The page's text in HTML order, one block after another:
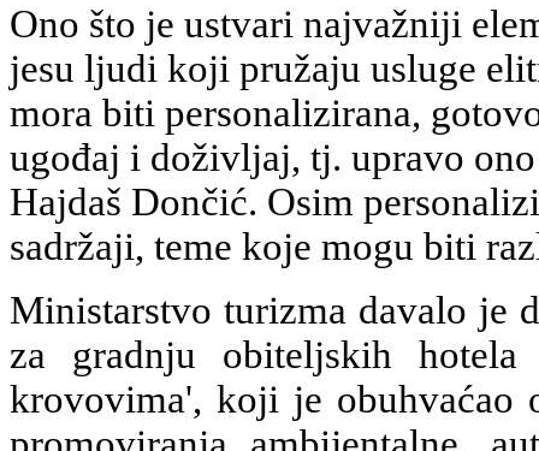
Ono što je ustvari najvažniji
jesu ljudi koji pružaju usluge
mora biti personalizirana,
ugođaj i doživljaj, tj. upravo
Hajdaš Dončić. Osim
sadržaji, teme koje mogu biti
Ministarstvo turizma davalo je
za gradnju obiteljskih
krovovima', koji je obuhvaćao